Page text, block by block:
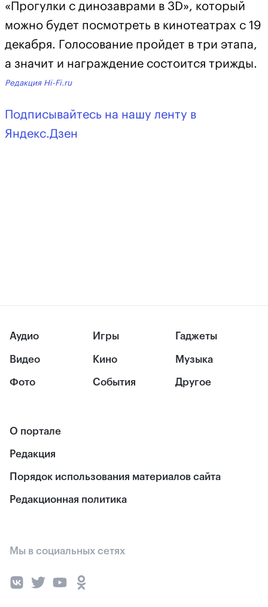
«Прогулки с динозаврами в 3D», который
можно будет посмотреть в кинотеатрах с 19
декабря. Голосование пройдет в три этапа,
а значит и награждение состоится трижды.
Редакция Hi-Fi.ru
Подписывайтесь на нашу ленту в
Яндекс.Дзен
Аудио
Видео
Фото
Игры
Кино
События
Гаджеты
Музыка
Другое
О портале
Редакция
Порядок использования материалов сайта
Редакционная политика
Мы в социальных сетях